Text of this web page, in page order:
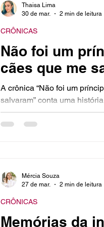
grudadinho. Um amor para a
lembro de um pequeno
suportar o som
Não foi um
cães que me
A crônica “Não foi um
salvaram” conta uma história real sobre como o amor dos
animais pode transformar
difíceis. Não foi um
significa que silêncio e
mais por aqui. Enquanto eu
CRÔNICAS
Thaisa Lima
30 de mar.
2 min de leitura
Memórias da
CRÔNICAS
Mércia Souza
27 de mar.
2 min de leitura